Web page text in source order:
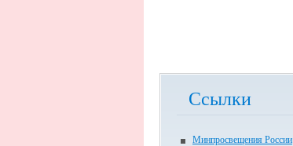
Ссылки
Минпросвещения России